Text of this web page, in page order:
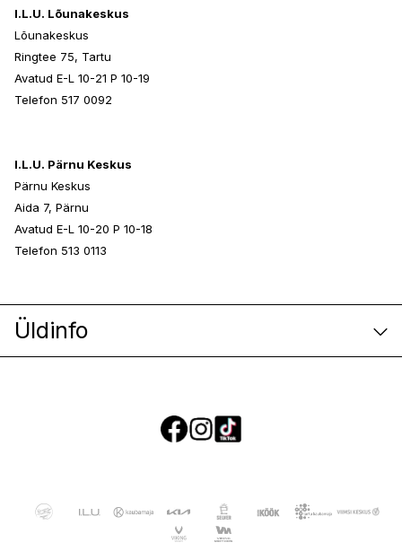
I.L.U. Lõunakeskus
Lõunakeskus
Ringtee 75, Tartu
Avatud E-L 10-21 P 10-19
Telefon 517 0092
I.L.U. Pärnu Keskus
Pärnu Keskus
Aida 7, Pärnu
Avatud E-L 10-20 P 10-18
Telefon 513 0113
Üldinfo